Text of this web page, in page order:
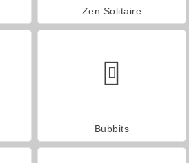
Zen Solitaire
Bubbits